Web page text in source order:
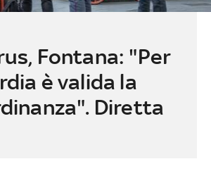
Fontana: "Per
è valida la
Diretta